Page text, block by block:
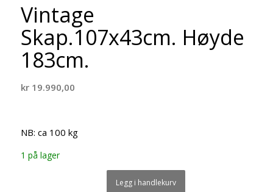
Vintage
Skap.107x43cm. Høyde
183cm.
kr19.990,00
NB: ca 100 kg
1 på lager
Legg i handlekurv